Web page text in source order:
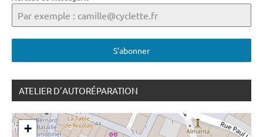
S’abonner
ATELIER D’AUTORÉPARATION
+